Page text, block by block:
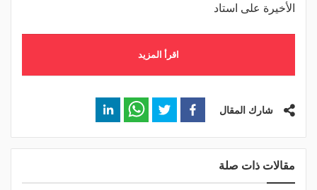
الأخيرة على استاد
اقرأ المزيد
شارك المقال
مقالات ذات صلة